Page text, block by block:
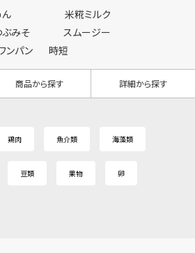
米糀ミルク
ぶみそ
スムージー
ンパン 時短
商品から探す 詳細から探す
鶏肉 魚介類 海藻類
豆類 果物 卵